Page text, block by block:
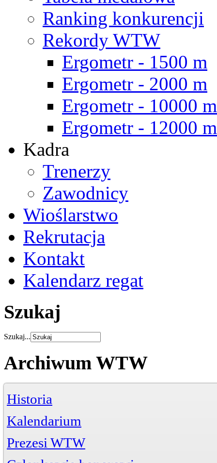
Ranking konkurencji
Rekordy WTW
Ergometr - 1500 m
Ergometr - 2000 m
Ergometr - 10000 m
Ergometr - 12000 m
Kadra
Trenerzy
Zawodnicy
Wioślarstwo
Rekrutacja
Kontakt
Kalendarz regat
Szukaj
Szukaj...
Archiwum WTW
Historia
Kalendarium
Prezesi WTW